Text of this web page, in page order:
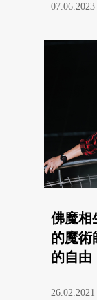
07.06.2023
佛魔
的魔術
的自由
26.02.2021